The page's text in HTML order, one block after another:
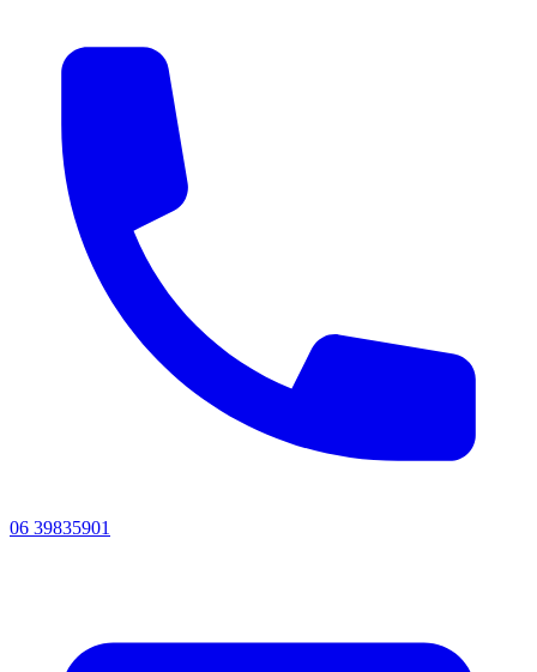
06 39835901